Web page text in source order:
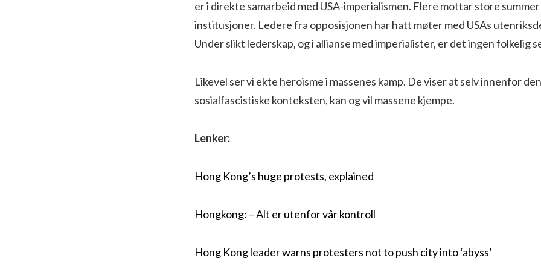
er i direkte samarbeid med USA-imperialismen. Flere mottar store
institusjoner. Ledere fra opposisjonen har hatt møter med USAs
Under slikt lederskap, og i allianse med imperialister, er det ingen folkelig
Likevel ser vi ekte heroisme i massenes kamp. De viser at selv innenfor den
sosialfascistiske konteksten, kan og vil massene kjempe.
Lenker:
Hong Kong’s huge protests, explained
Hongkong: – Alt er utenfor vår kontroll
Hong Kong leader warns protesters not to push city into ‘abyss’